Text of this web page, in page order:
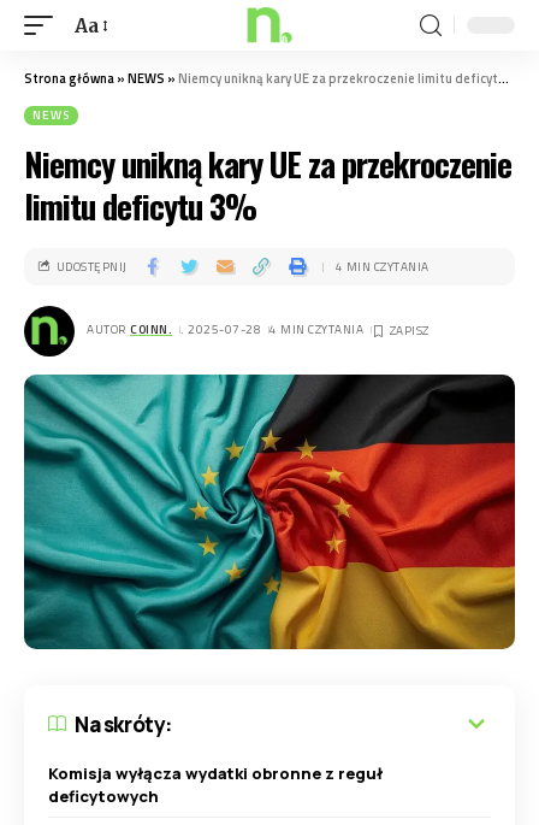
Aa
Strona główna»NEWS »Niemcy unikną kary UE za przekroczenie limitu deficytu 3%
NEWS
Niemcy unikną kary UE za przekroczenie
limitu deficytu 3%
AUTOR COINN. . 2025-07-28 4 MIN CZYTANIA
UDOSTĘPNIJ 4 MIN CZYTANIA
Na skróty:
Komisja wyłącza wydatki obronne z reguł
deficytowych